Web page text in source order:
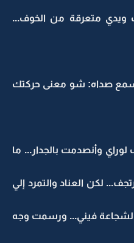
ويدي متعرقة من الخوف...
صداه: شو معنى حركتك
وأنصدمت بالجدار... ما
لكن العناد والتمرد إلي
الشجاعة فيني... ورسمت وجه